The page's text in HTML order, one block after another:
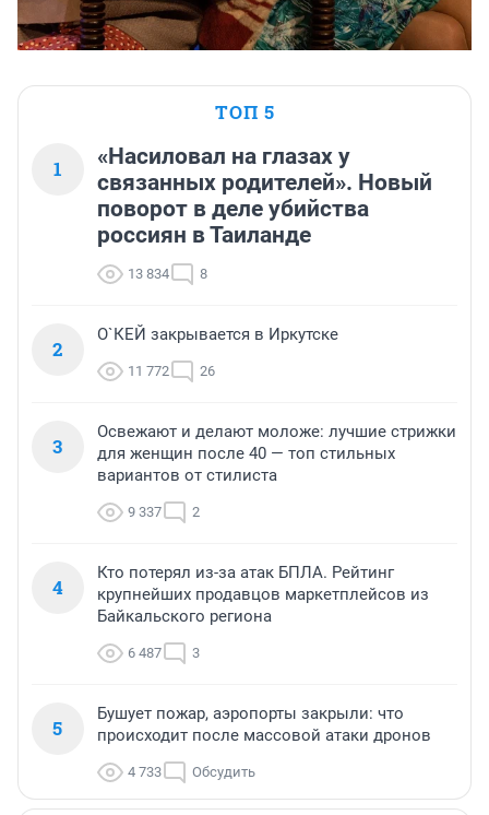
ТОП 5
1
«Насиловал на глазах у
связанных родителей». Новый
поворот в деле убийства
россиян в Таиланде
13 834 8
2
О`КЕЙ закрывается в Иркутске
11 772 26
3
Освежают и делают моложе: лучшие стрижки
для женщин после 40 — топ стильных
вариантов от стилиста
9 337 2
4
Кто потерял из-за атак БПЛА. Рейтинг
крупнейших продавцов маркетплейсов из
Байкальского региона
6 487 3
5
Бушует пожар, аэропорты закрыли: что
происходит после массовой атаки дронов
4 733 Обсудить